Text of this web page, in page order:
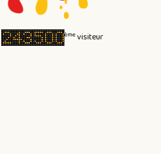
èmevisiteur